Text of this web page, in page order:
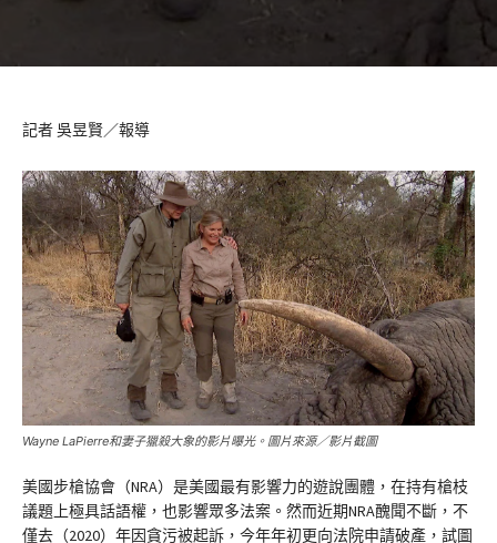
記者 吳昱賢／報導
Wayne LaPierre和妻子獵殺大象的影片曝光。圖片來源／影片截圖
美國步槍協會（NRA）是美國最有影響力的遊說團體，在持有槍枝
議題上極具話語權，也影響眾多法案。然而近期NRA醜聞不斷，不
僅去（2020）年因貪污被起訴，今年年初更向法院申請破產，試圖